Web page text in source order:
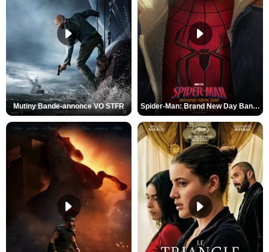
Mutiny Bande-annonce VO STFR Spider-Man: Brand New Day Bande-annonce VO STFR